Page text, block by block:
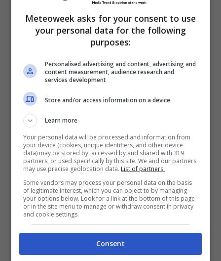
La storia incriminata inquadra le gambe della
conduttrice con momento
gonna corta, collant ricamato e tacco a spillo.
L’abito è particolarmente corto e mette in
risalto legambe impossibili da non
apprezzare. La temperatura si alza: il direct si
infiamma. I fan sono in delirio. Purtroppo
però una delusione dobbiamo darvela: la
conduttrice è già impegnata.
Meteoweek asks for your consent to use
your personal data for the following
purposes:
Personalised advertising and content, advertising and
content measurement, audience research and
services development
Store and/or access information on a device
Learn more
Your personal data will be processed and information from
your device (cookies, unique identifiers, and other device
data) may be stored by, accessed by and shared with 319
partners, or used specifically by this site. We and our partners
may use precise geolocation data. List of partners.
Some vendors may process your personal data on the basis
of legitimate interest, which you can object to by managing
your options below. Look for a link at the bottom of this page
or in the site menu to manage or withdraw consent in privacy
and cookie settings.
Consent